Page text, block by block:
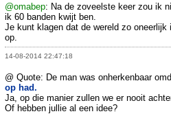
@omabep: Na de zoveelste keer zou ik
ik 60 banden kwijt ben.
Je kunt klagen dat de wereld zo
op.
14-08-2014 22:47:18
@ Quote: De man was onherkenbaar
op had.
Ja, op die manier zullen we er nooit
Of hebben jullie al een idee?